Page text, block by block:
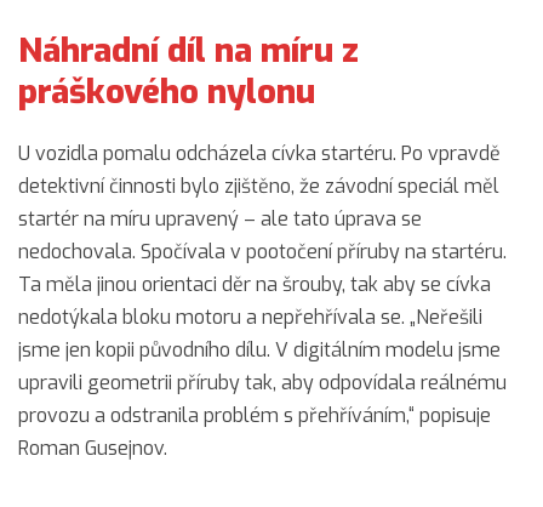
Náhradní díl na míru z
práškového nylonu
U vozidla pomalu odcházela cívka startéru. Po vpravdě
detektivní činnosti bylo zjištěno, že závodní speciál měl
startér na míru upravený – ale tato úprava se
nedochovala. Spočívala v pootočení příruby na startéru.
Ta měla jinou orientaci děr na šrouby, tak aby se cívka
nedotýkala bloku motoru a nepřehřívala se. „Neřešili
jsme jen kopii původního dílu. V digitálním modelu jsme
upravili geometrii příruby tak, aby odpovídala reálnému
provozu a odstranila problém s přehříváním,“ popisuje
Roman Gusejnov.